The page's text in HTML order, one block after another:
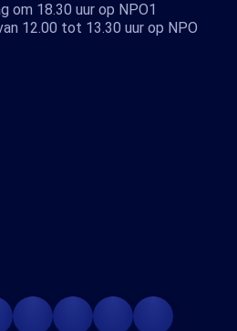
om 18.30 uur op NPO1
12.00 tot 13.30 uur op NPO